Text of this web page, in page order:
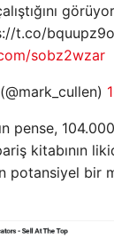
t.co/
sobz2wzar
pense,
kitabının
potansiyel bir